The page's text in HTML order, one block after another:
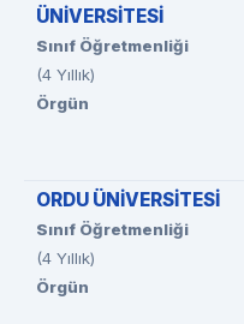
ÜNİVERSİTESİ
Sınıf Öğretmenliği
(4 Yıllık)
Örgün
ORDU ÜNİVERSİTESİ
Sınıf Öğretmenliği
(4 Yıllık)
Örgün